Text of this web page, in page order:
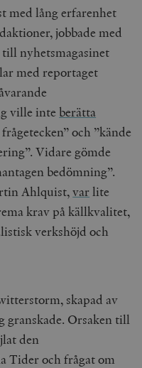
med lång erfarenhet
jobbade med
nyhetsmagasinet
med reportaget
ville inte berätta
och ”kände
Vidare gömde
bedömning”.
Ahlquist,varlite
krav på källkvalitet,
verkshöjd och
skapad av
granskade. Orsaken till
den
Tider och frågat om